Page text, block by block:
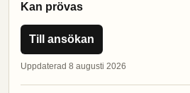
Kan prövas
Till ansökan
Uppdaterad 8 augusti 2026